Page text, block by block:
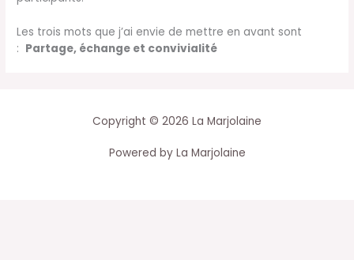
Les trois mots que j’ai envie de mettre en avant sont
: Partage, échange et convivialité
Copyright © 2026 La Marjolaine
Powered by La Marjolaine